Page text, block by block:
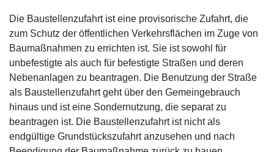
Die Baustellenzufahrt ist eine provisorische Zufahrt, die
zum Schutz der öffentlichen Verkehrsflächen im Zuge von
Baumaßnahmen zu errichten ist. Sie ist sowohl für
unbefestigte als auch für befestigte Straßen und deren
Nebenanlagen zu beantragen. Die Benutzung der Straße
als Baustellenzufahrt geht über den Gemeingebrauch
hinaus und ist eine Sondernutzung, die separat zu
beantragen ist. Die Baustellenzufahrt ist nicht als
endgültige Grundstückszufahrt anzusehen und nach